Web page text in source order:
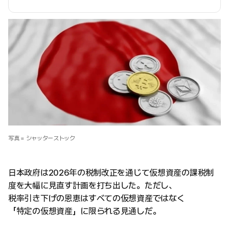
写真 = シャッターストック
日本政府は2026年の税制改正を通じて仮想資産の課税制
度を大幅に見直す計画を打ち出した。ただし、
税率引き下げの恩恵はすべての仮想資産ではなく
「特定の仮想資産」に限られる見通しだ。